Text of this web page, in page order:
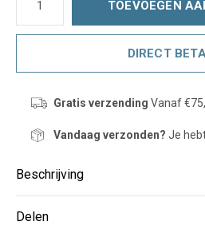
TOEVOEGEN
DIRECT
Gratis verzending Vanaf
Vandaag verzonden? Je
Beschrijving
Delen